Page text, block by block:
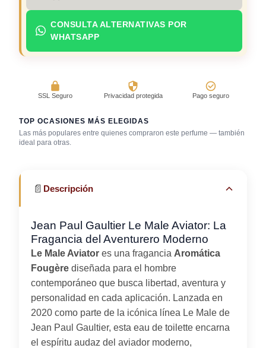
CONSULTA ALTERNATIVAS POR
WHATSAPP
SSL Seguro Privacidad protegida Pago seguro
TOP OCASIONES MÁS ELEGIDAS
Las más populares entre quienes compraron este perfume — también
ideal para otras.
Primera cita
📄 Descripción
Jean Paul Gaultier Le Male Aviator: La
Fragancia del Aventurero Moderno
Le Male Aviator es una fragancia Aromática
Fougère diseñada para el hombre
contemporáneo que busca libertad, aventura y
personalidad en cada aplicación. Lanzada en
2020 como parte de la icónica línea Le Male de
Jean Paul Gaultier, esta eau de toilette encarna
el espíritu audaz del aviador moderno,